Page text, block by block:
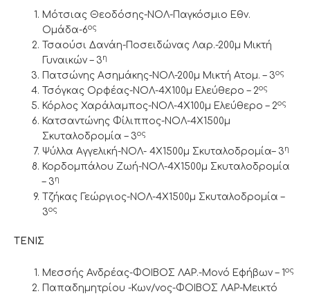
Μότσιας Θεοδόσης-ΝΟΛ-Παγκόσμιο Εθν.
Ομάδα-6ος
Τσαούσι Δανάη-Ποσειδώνας Λαρ.-200μ Μικτή
Γυναικών – 3η
Πατσώνης Ασημάκης-ΝΟΛ-200μ Μικτή Ατομ. – 3ος
Τσόγκας Ορφέας-ΝΟΛ-4Χ100μ Ελεύθερο – 2ος
Κόρλος Χαράλαμπος-ΝΟΛ-4Χ100μ Ελεύθερο – 2ος
Κατσαντώνης Φίλιππος-ΝΟΛ-4Χ1500μ
Σκυταλοδρομία – 3ος
Ψύλλα Αγγελική-ΝΟΛ- 4Χ1500μ Σκυταλοδρομία– 3η
Κορδομπάλου Ζωή-ΝΟΛ-4Χ1500μ Σκυταλοδρομία
– 3η
Τζήκας Γεώργιος-ΝΟΛ-4Χ1500μ Σκυταλοδρομία –
3ος
ΤΕΝΙΣ
Μεσσής Ανδρέας-ΦΟΙΒΟΣ ΛΑΡ.-Μονό Εφήβων – 1ος
Παπαδημητρίου -Κων/νος-ΦΟΙΒΟΣ ΛΑΡ-Μεικτό